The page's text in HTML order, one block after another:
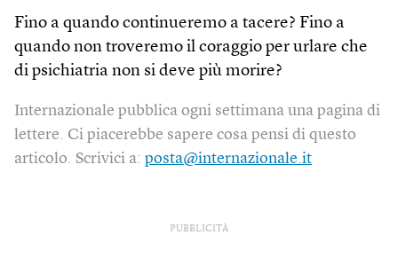
Fino a quando continueremo a tacere? Fino a
quando non troveremo il coraggio per urlare che
di psichiatria non si deve più morire?
Internazionale pubblica ogni settimana una pagina di
lettere. Ci piacerebbe sapere cosa pensi di questo
articolo. Scrivici a: posta@internazionale.it
PUBBLICITÀ